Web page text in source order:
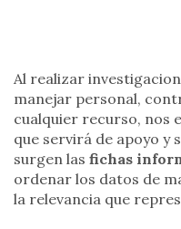
Al realizar
manejar personal,
cualquier recurso, nos
que servirá de apoyo y
surgen las fichas
ordenar los datos de
la relevancia que